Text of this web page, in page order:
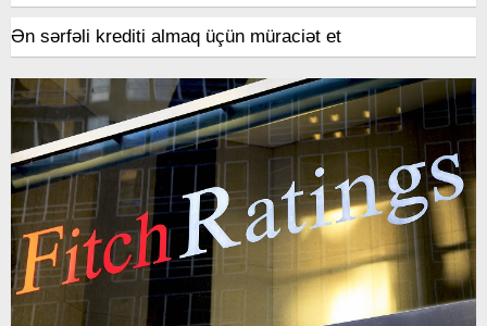
Ən sərfəli krediti almaq üçün müraciət et